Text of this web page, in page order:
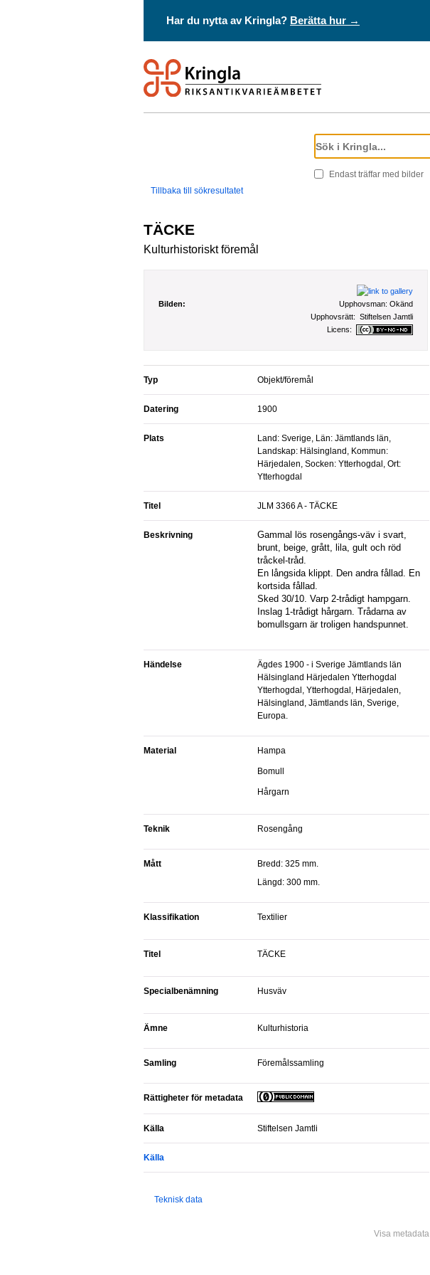
Har du nytta av Kringla? Berätta hur →
Endast träffar med bilder
Tillbaka till sökresultatet
TÄCKE
Kulturhistoriskt föremål
Bilden: Upphovsman: Okänd
Upphovsrätt: Stiftelsen Jamtli
Licens:
Typ Objekt/föremål
Datering 1900
Plats
Land: Sverige, Län: Jämtlands län,
Landskap: Hälsingland, Kommun:
Härjedalen, Socken: Ytterhogdal, Ort:
Ytterhogdal
Titel JLM 3366 A - TÄCKE
Beskrivning
Gammal lös rosengångs-väv i svart,
brunt, beige, grått, lila, gult och röd
tråckel-tråd.
En långsida klippt. Den andra fållad. En
kortsida fållad.
Sked 30/10. Varp 2-trådigt hampgarn.
Inslag 1-trådigt hårgarn. Trådarna av
bomullsgarn är troligen handspunnet.
Händelse
Ägdes 1900 - i Sverige Jämtlands län
Hälsingland Härjedalen Ytterhogdal
Ytterhogdal, Ytterhogdal, Härjedalen,
Hälsingland, Jämtlands län, Sverige,
Europa.
Material Hampa
Bomull
Hårgarn
Teknik Rosengång
Mått
Bredd: 325 mm.
Längd: 300 mm.
Klassifikation Textilier
Titel TÄCKE
Specialbenämning Husväv
Ämne Kulturhistoria
Samling Föremålssamling
Rättigheter för metadata
Källa Stiftelsen Jamtli
Källa
Teknisk data
Visa metadata